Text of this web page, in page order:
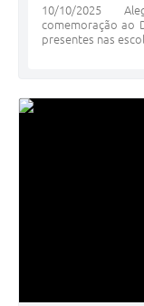
10/10/2025
comemoração ao
presentes nas